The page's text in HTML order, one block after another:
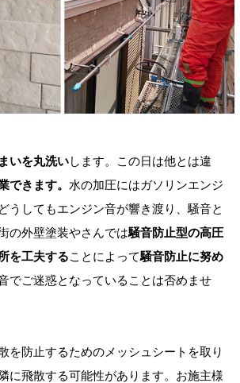
いを丸洗いします。この日は他とは違
できます。 水の加圧にはガソリンエンジ
うしてもエンジン音が響き渡り、騒音と
の外壁塗装やさんでは騒音防止型の高圧
を工夫することによって騒音防止に努め
でご迷惑となっていることは否めませ
を防止するためのメッシュシートを取り
に飛散する可能性があります。お施主様